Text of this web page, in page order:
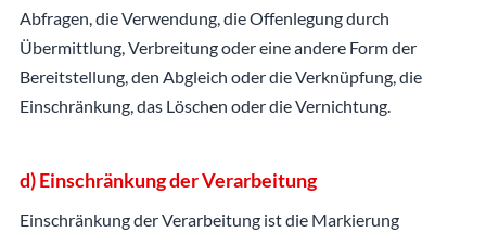
Abfragen, die Verwendung, die Offenlegung durch
Übermittlung, Verbreitung oder eine andere Form der
Bereitstellung, den Abgleich oder die Verknüpfung, die
Einschränkung, das Löschen oder die Vernichtung.
d) Einschränkung der Verarbeitung
Einschränkung der Verarbeitung ist die Markierung